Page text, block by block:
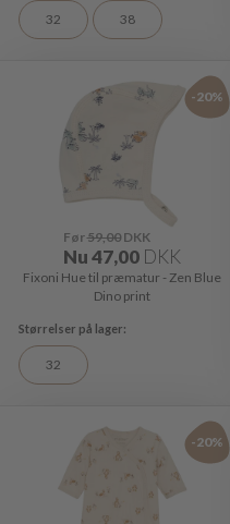
32 38
-20%
Før59,00DKK
Nu47,00 DKK
Fixoni Hue til præmatur - Zen Blue
Dino print
32
-20%